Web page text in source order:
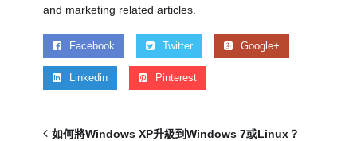
and marketing related articles.
Facebook Twitter Google+
Linkedin Pinterest
如何將Windows XP升級到Windows 7或Linux？